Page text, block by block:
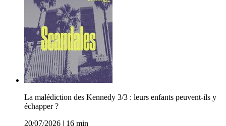
La malédiction des Kennedy 3/3 : leurs enfants peuvent-ils y
échapper ?
20/07/2026
16 min